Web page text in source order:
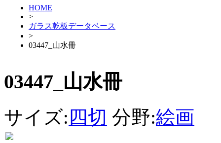
HOME
>
ガラス乾板データベース
>
03447_山水冊
03447_山水冊
サイズ: 四切 分野:絵画